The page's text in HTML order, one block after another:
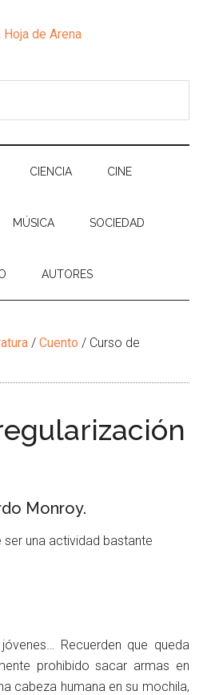
CIENCIA CINE
MÚSICA SOCIEDAD
AUTORES
/ Cuento / Curso de
Monroy.
ser una actividad bastante
Recuerden que queda
prohibido sacar armas en
cabeza humana en su mochila,